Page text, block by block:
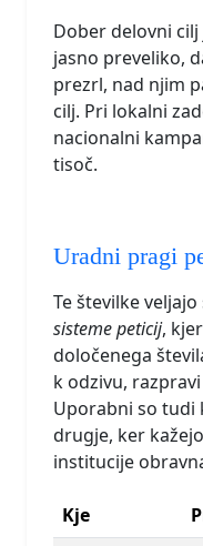
Dober delovni
jasno preveliko,
prezrl, nad njim
cilj. Pri lokalni
nacionalni
tisoč.
Uradni pragi
Te številke veljajo
sisteme peticij,
določenega
k odzivu,
Uporabni so tudi
drugje, ker
institucije
Kje